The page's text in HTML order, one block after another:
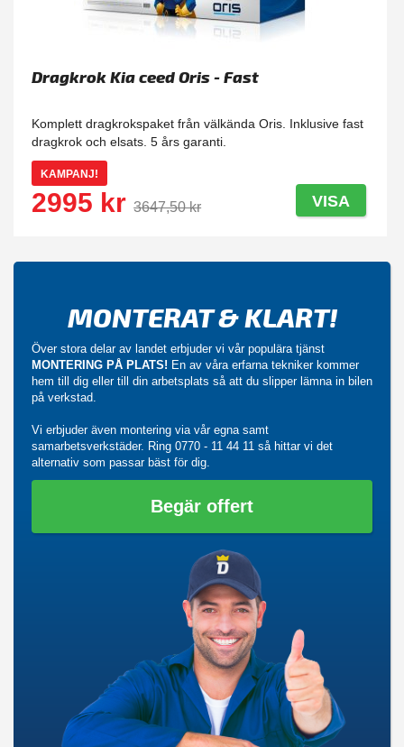
Dragkrok Kia ceed Oris - Fast
Komplett dragkrokspaket från välkända Oris. Inklusive fast
dragkrok och elsats. 5 års garanti.
KAMPANJ!
2995 kr 3647,50 kr VISA
MONTERAT & KLART!
Över stora delar av landet erbjuder vi vår populära tjänst
MONTERING PÅ PLATS! En av våra erfarna tekniker kommer
hem till dig eller till din arbetsplats så att du slipper lämna in bilen
på verkstad.
Vi erbjuder även montering via vår egna samt
samarbetsverkstäder. Ring 0770 - 11 44 11 så hittar vi det
alternativ som passar bäst för dig.
Begär offert